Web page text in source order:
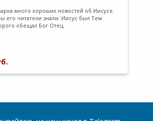
много хороших новостей об Иисусе.
его читатели знали: Иисус был Тем
обещал Бог Отец.